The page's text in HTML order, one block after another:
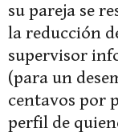
su pareja se
la reducción
supervisor
(para un
centavos por
perfil de